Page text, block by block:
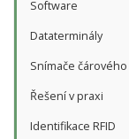
Software
Dataterminály
Snímače
Řešení v praxi
Identifikace RFID